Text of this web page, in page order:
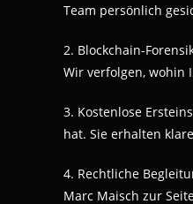
Team persönlich
2. Blockchain-
Wir verfolgen, wohin
3. Kostenlose
hat. Sie erhalten
4. Rechtliche
Marc Maisch zur